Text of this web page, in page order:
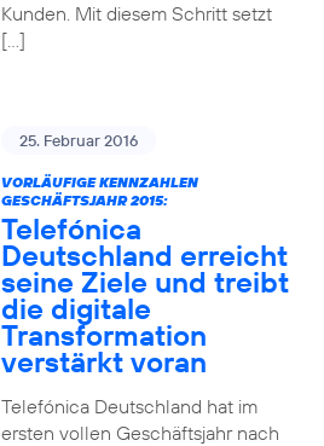
Kunden. Mit diesem Schritt setzt
[…]
25. Februar 2016
VORLÄUFIGE KENNZAHLEN
GESCHÄFTSJAHR 2015:
Telefónica
Deutschland erreicht
seine Ziele und treibt
die digitale
Transformation
verstärkt voran
Telefónica Deutschland hat im
ersten vollen Geschäftsjahr nach